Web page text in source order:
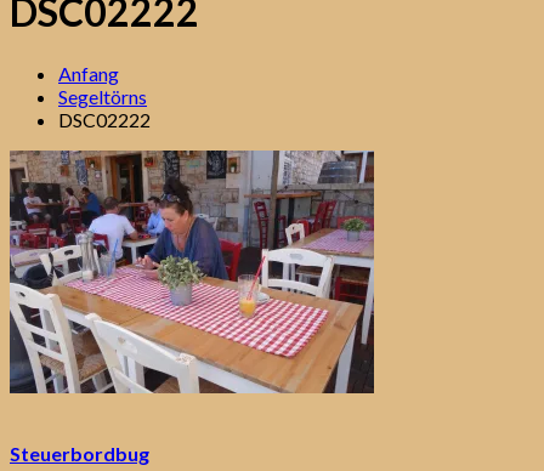
DSC02222
Anfang
Segeltörns
DSC02222
Steuerbordbug